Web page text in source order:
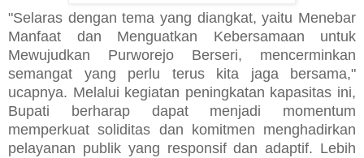
"Selaras dengan tema yang diangkat, yaitu Menebar
Manfaat dan Menguatkan Kebersamaan untuk
Mewujudkan Purworejo Berseri, mencerminkan
semangat yang perlu terus kita jaga bersama,"
ucapnya. Melalui kegiatan peningkatan kapasitas ini,
Bupati berharap dapat menjadi momentum
memperkuat soliditas dan komitmen menghadirkan
pelayanan publik yang responsif dan adaptif. Lebih